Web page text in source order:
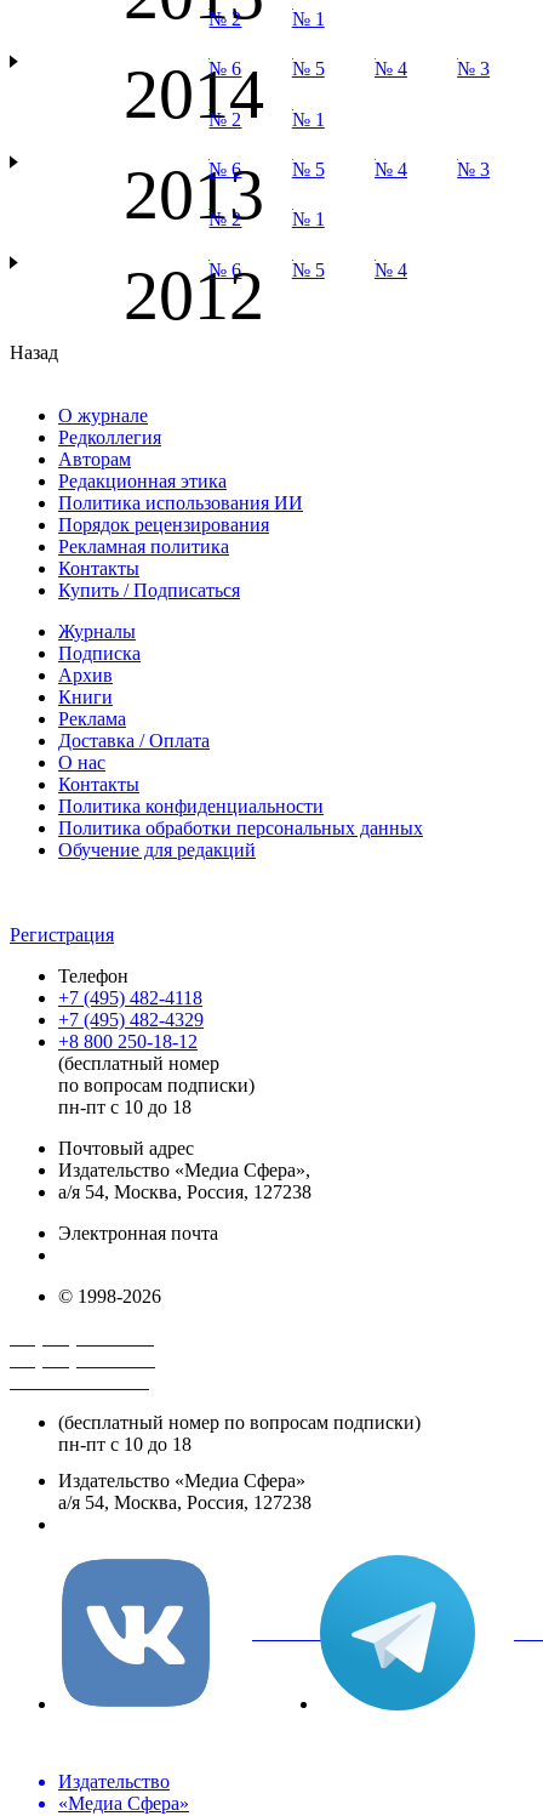
№ 2 № 1
2014
№ 6 № 5 № 4 № 3
№ 2 № 1
2013
№ 6 № 5 № 4 № 3
№ 2 № 1
2012
№ 6 № 5 № 4
Назад
О журнале
Редколлегия
Авторам
Редакционная этика
Политика использования ИИ
Порядок рецензирования
Рекламная политика
Контакты
Купить / Подписаться
Журналы
Подписка
Архив
Книги
Реклама
Доставка / Оплата
О нас
Контакты
Политика конфиденциальности
Политика обработки персональных данных
Обучение для редакций
Регистрация
Телефон
+7 (495) 482-4118
+7 (495) 482-4329
+8 800 250-18-12
(бесплатный номер
по вопросам подписки)
пн-пт с 10 до 18
Почтовый адрес
Издательство «Медиа Сфера»,
а/я 54, Москва, Россия, 127238
Электронная почта
© 1998-2026
(бесплатный номер по вопросам подписки)
пн-пт с 10 до 18
Издательство «Медиа Сфера»
а/я 54, Москва, Россия, 127238
вКонтакте
Издательство
«Медиа Сфера»